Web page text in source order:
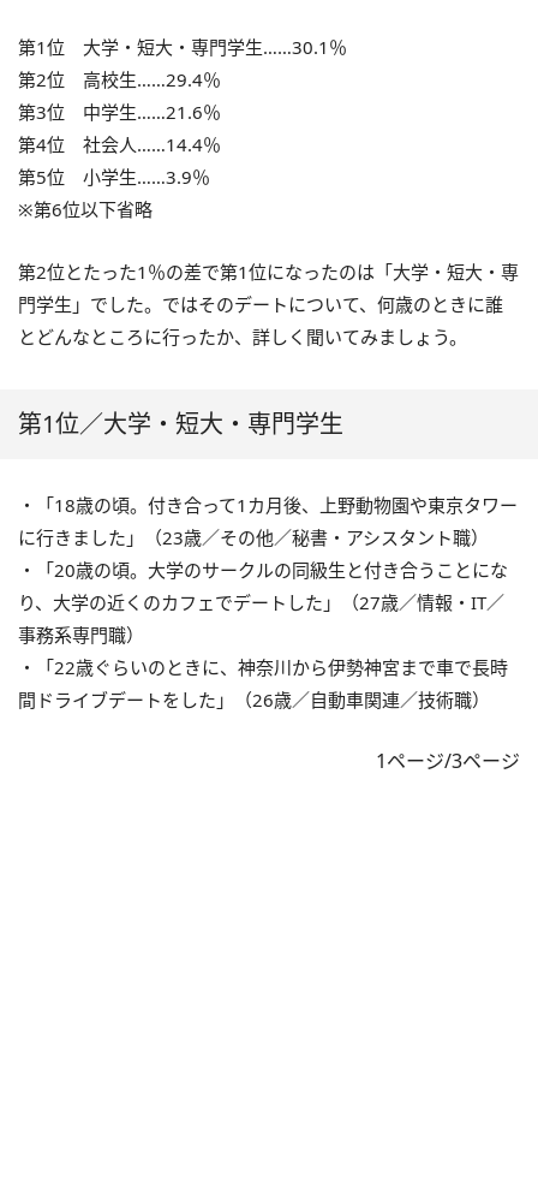
第1位 大学・短大・専門学生……30.1％
第2位 高校生……29.4％
第3位 中学生……21.6％
第4位 社会人……14.4％
第5位 小学生……3.9％
※第6位以下省略
第2位とたった1％の差で第1位になったのは「大学・短大・専
門学生」でした。ではそのデートについて、何歳のときに誰
とどんなところに行ったか、詳しく聞いてみましょう。
第1位／大学・短大・専門学生
・「18歳の頃。付き合って1カ月後、上野動物園や東京タワー
に行きました」（23歳／その他／秘書・アシスタント職）
・「20歳の頃。大学のサークルの同級生と付き合うことにな
り、大学の近くのカフェでデートした」（27歳／情報・IT／
事務系専門職）
・「22歳ぐらいのときに、神奈川から伊勢神宮まで車で長時
間ドライブデートをした」（26歳／自動車関連／技術職）
1ページ/3ページ